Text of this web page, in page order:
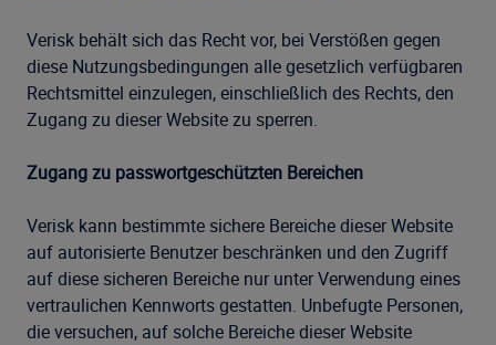
Verisk behält sich das Recht vor, bei Verstößen gegen
diese Nutzungsbedingungen alle gesetzlich verfügbaren
Rechtsmittel einzulegen, einschließlich des Rechts, den
Zugang zu dieser Website zu sperren.
Zugang zu passwortgeschützten Bereichen
Verisk kann bestimmte sichere Bereiche dieser Website
auf autorisierte Benutzer beschränken und den Zugriff
auf diese sicheren Bereiche nur unter Verwendung eines
vertraulichen Kennworts gestatten. Unbefugte Personen,
die versuchen, auf solche Bereiche dieser Website